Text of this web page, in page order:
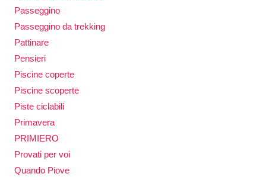
Passeggino
Passeggino da trekking
Pattinare
Pensieri
Piscine coperte
Piscine scoperte
Piste ciclabili
Primavera
PRIMIERO
Provati per voi
Quando Piove